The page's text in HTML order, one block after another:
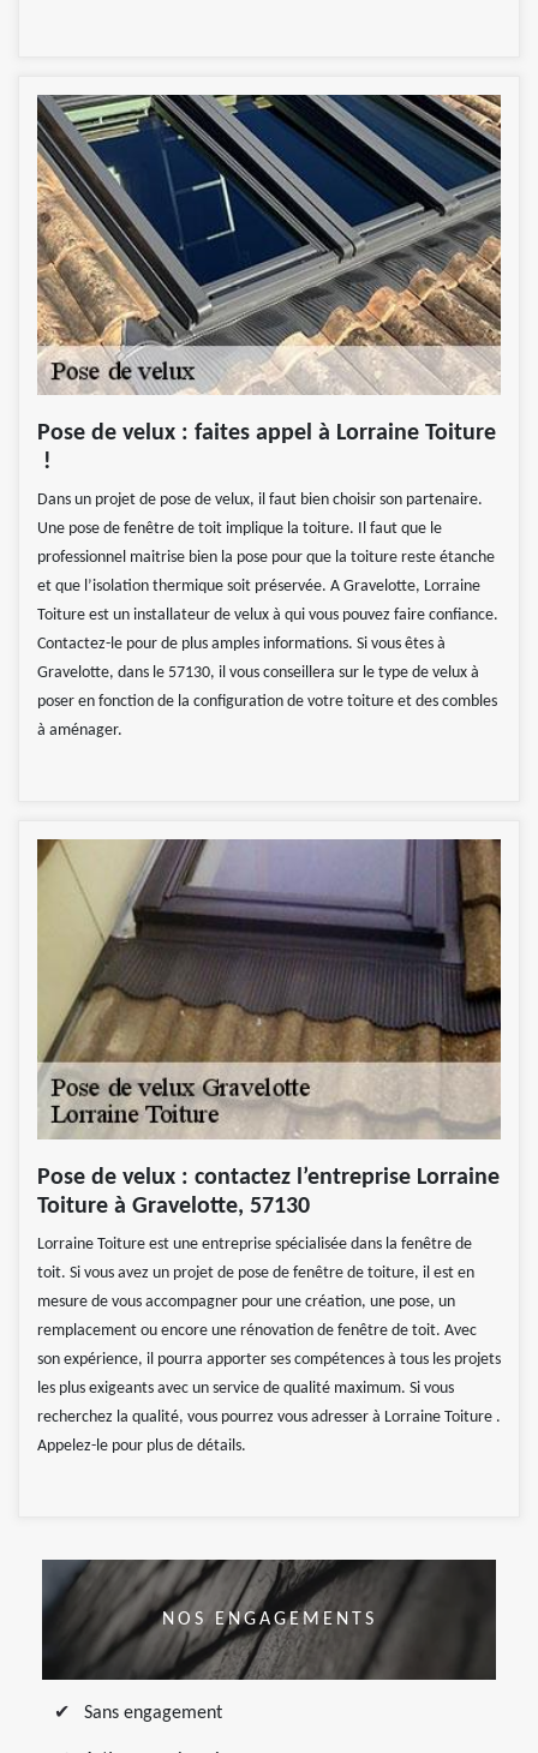
Pose de velux : faites appel à Lorraine Toiture
!
Dans un projet de pose de velux, il faut bien choisir son partenaire.
Une pose de fenêtre de toit implique la toiture. Il faut que le
professionnel maitrise bien la pose pour que la toiture reste étanche
et que l’isolation thermique soit préservée. A Gravelotte, Lorraine
Toiture est un installateur de velux à qui vous pouvez faire confiance.
Contactez-le pour de plus amples informations. Si vous êtes à
Gravelotte, dans le 57130, il vous conseillera sur le type de velux à
poser en fonction de la configuration de votre toiture et des combles
à aménager.
Pose de velux : contactez l’entreprise Lorraine
Toiture à Gravelotte, 57130
Lorraine Toiture est une entreprise spécialisée dans la fenêtre de
toit. Si vous avez un projet de pose de fenêtre de toiture, il est en
mesure de vous accompagner pour une création, une pose, un
remplacement ou encore une rénovation de fenêtre de toit. Avec
son expérience, il pourra apporter ses compétences à tous les projets
les plus exigeants avec un service de qualité maximum. Si vous
recherchez la qualité, vous pourrez vous adresser à Lorraine Toiture .
Appelez-le pour plus de détails.
NOS ENGAGEMENTS
Sans engagement